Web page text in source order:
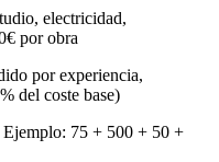
electricidad,
por obra
por experiencia,
del coste base)
Ejemplo: 75 + 500 + 50 +